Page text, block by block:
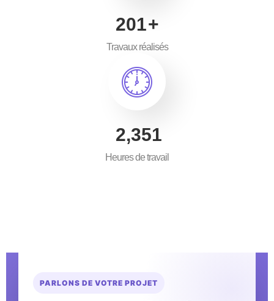
300+
Travaux réalisés
3,500
Heures de travail
PARLONS DE VOTRE PROJET